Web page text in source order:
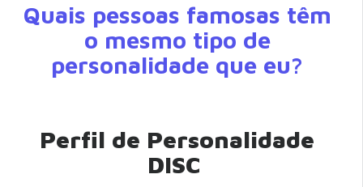
Quais pessoas famosas têm
o mesmo tipo de
personalidade que eu?
Perfil de Personalidade
DISC